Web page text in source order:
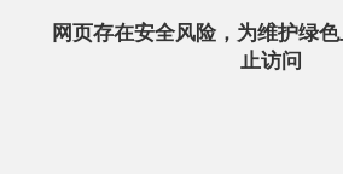
网页存在安全风险，为维护绿
止访问